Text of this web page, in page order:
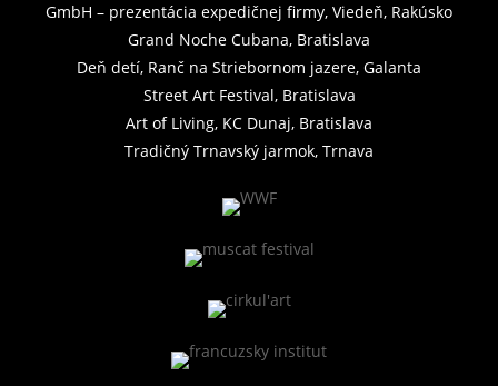
GmbH – prezentácia expedičnej firmy, Viedeň, Rakúsko
Grand Noche Cubana, Bratislava
Deň detí, Ranč na Striebornom jazere, Galanta
Street Art Festival, Bratislava
Art of Living, KC Dunaj, Bratislava
Tradičný Trnavský jarmok, Trnava